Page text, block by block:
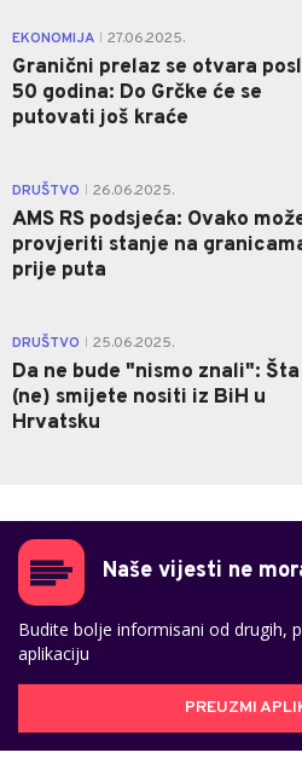
EKONOMIJA 27.06.2025.
Granični prelaz se otvara
50 godina: Do Grčke će se
putovati još kraće
DRUŠTVO 26.06.2025.
AMS RS podsjeća: Ovako
provjeriti stanje na
prije puta
DRUŠTVO 25.06.2025.
Da ne bude "nismo znali": Šta
(ne) smijete nositi iz BiH u
Hrvatsku
Naše vijesti ne
Budite bolje informisani od drugih,
aplikaciju
PREUZMI